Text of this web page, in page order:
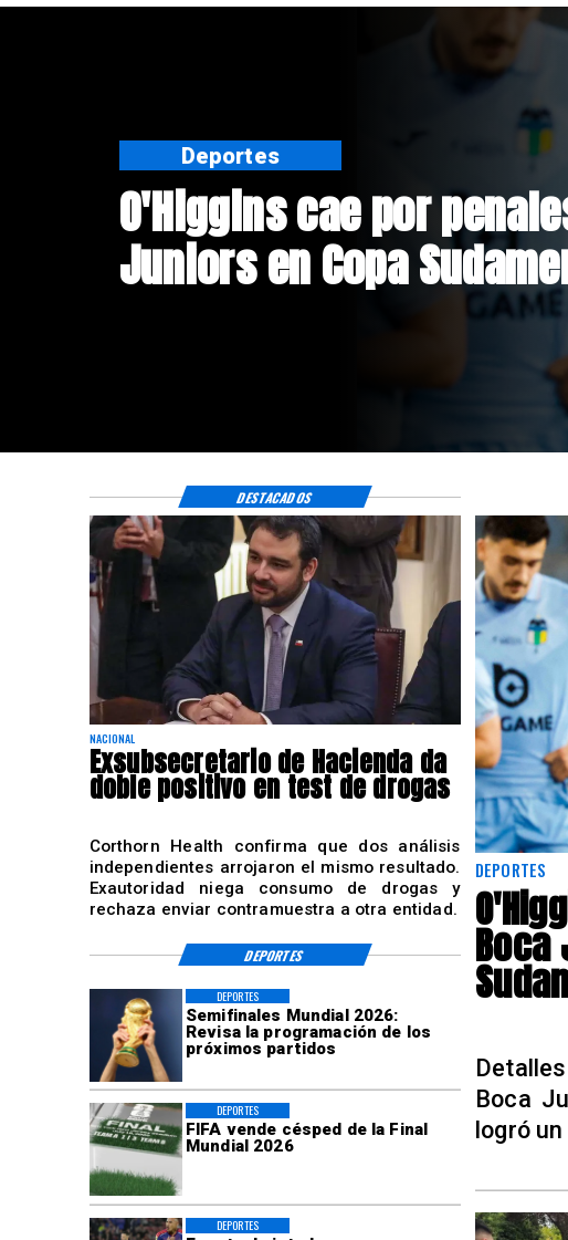
Exsubsecretario de
doble positivo en test
Nacional
Semifinales Mundial 2026:
Revisa la programación de los
próximos partidos
DEPORTES
FIFA vende césped de la Final
Mundial 2026
DEPORTES
DEPORTES
NACIONAL
Exsubsecretario de Hacienda da
doble positivo en test de drogas
Corthorn Health confirma que dos análisis
independientes arrojaron el mismo resultado.
Exautoridad niega consumo de drogas y
rechaza enviar contramuestra a otra entidad.
DEPORTES
Boca
Boca
logró
DESTACADOS
DEPORTES